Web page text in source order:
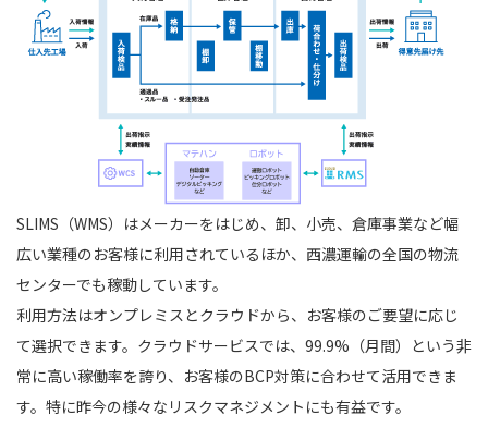
SLIMS（WMS）はメーカーをはじめ、卸、小売、倉庫事業など幅
広い業種のお客様に利用されているほか、西濃運輸の全国の物流
センターでも稼動しています。
利用方法はオンプレミスとクラウドから、お客様のご要望に応じ
て選択できます。クラウドサービスでは、99.9%（月間）という非
常に高い稼働率を誇り、お客様のBCP対策に合わせて活用できま
す。特に昨今の様々なリスクマネジメントにも有益です。